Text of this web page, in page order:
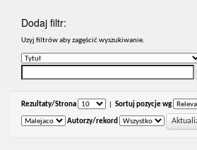
Dodaj filtr:
Uzyj filtrów aby zagęścić wyszukiwanie.
Rezultaty/Strona Sortuj pozycje wg
Autorzy/rekord